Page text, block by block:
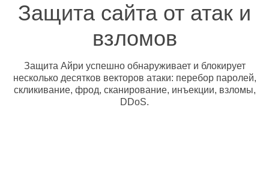
Защита сайта от атак и
взломов
Защита Айри успешно обнаруживает и блокирует
несколько десятков векторов атаки: перебор паролей,
скликивание, фрод, сканирование, инъекции, взломы,
DDoS.